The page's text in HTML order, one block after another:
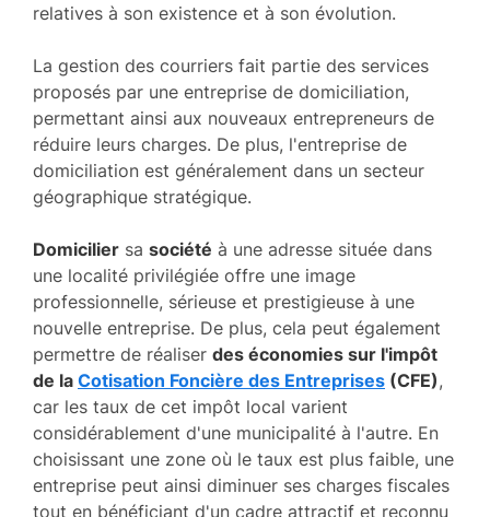
relatives à son existence et à son évolution.
La gestion des courriers fait partie des services
proposés par une entreprise de domiciliation,
permettant ainsi aux nouveaux entrepreneurs de
réduire leurs charges. De plus, l'entreprise de
domiciliation est généralement dans un secteur
géographique stratégique.
Domicilier sa société à une adresse située dans
une localité privilégiée offre une image
professionnelle, sérieuse et prestigieuse à une
nouvelle entreprise. De plus, cela peut également
permettre de réaliser des économies sur l'impôt
de la Cotisation Foncière des Entreprises (CFE),
car les taux de cet impôt local varient
considérablement d'une municipalité à l'autre. En
choisissant une zone où le taux est plus faible, une
entreprise peut ainsi diminuer ses charges fiscales
tout en bénéficiant d'un cadre attractif et reconnu